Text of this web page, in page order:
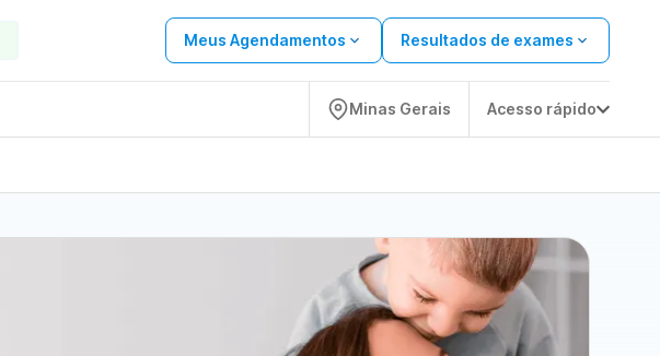
Meus Agendamentos Resultados de exames
Minas Gerais Acesso rápido